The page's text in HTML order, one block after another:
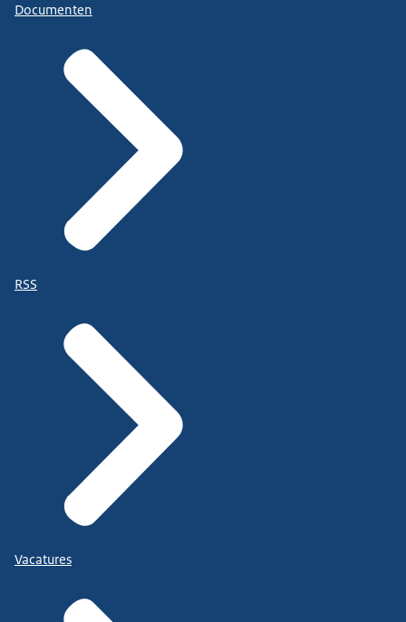
Documenten
RSS
Vacatures